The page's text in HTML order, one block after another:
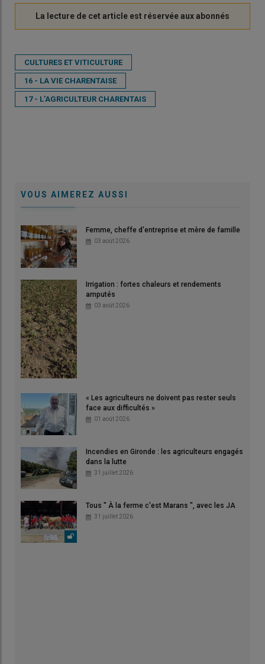
CULTURES ET VITICULTURE
16 - LA VIE CHARENTAISE
17 - L’AGRICULTEUR CHARENTAIS
VOUS AIMEREZ AUSSI
Femme, cheffe d'entreprise et mère de famille
03 août 2026
Irrigation : fortes chaleurs et rendements
amputés
03 août 2026
« Les agriculteurs ne doivent pas rester seuls
face aux difficultés »
01 août 2026
Incendies en Gironde : les agriculteurs engagés
dans la lutte
31 juillet 2026
Tous " À la ferme c'est Marans ", avec les JA
31 juillet 2026